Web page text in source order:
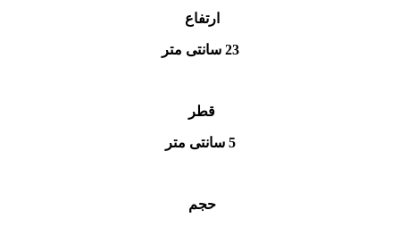
ارتفاع
23 سانتی متر
قطر
5 سانتی متر
حجم